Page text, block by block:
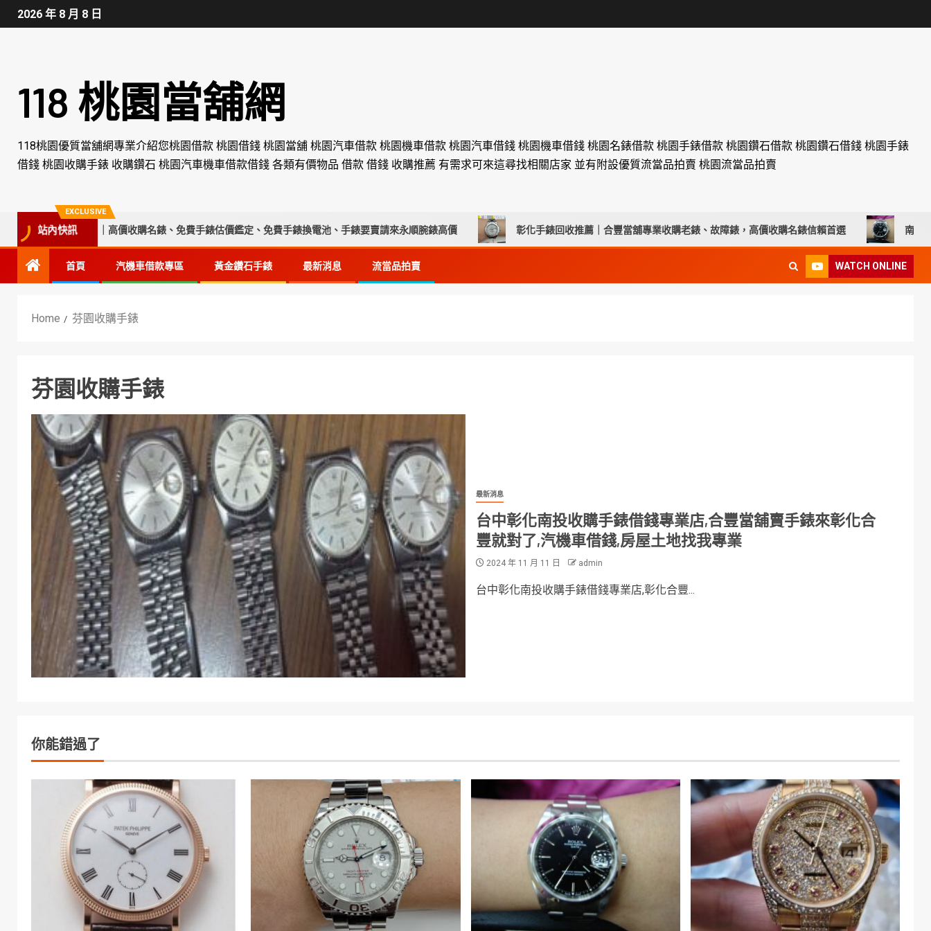
2026 年 8 月 8 日
118 桃園當舖網
118桃園優質當舖網專業介紹您桃園借款 桃園借錢 桃園當舖 桃園汽車借款 桃園機車借款 桃園汽車借錢 桃園機車借錢 桃園名錶借款 桃園手錶借款 桃園鑽石借款 桃園鑽石借錢 桃園手錶
借錢 桃園收購手錶 收購鑽石 桃園汽車機車借款借錢 各類有價物品 借款 借錢 收購推薦 有需求可來這尋找相關店家 並有附設優質流當品拍賣 桃園流當品拍賣
EXCLUSIVE
站內快訊
中收購手錶專家｜高價收購名錶、免費手錶估價鑑定、免費手錶換電池、手錶要賣請來永順腕錶高價 彰化手錶回收推薦｜合豐當舖專業收購老錶、故障錶，高價收購名錶信賴首選 南投流當
首頁 汽機車借款專區 黃金鑽石手錶 最新消息 流當品拍賣 WATCH ONLINE
Home 芬園收購手錶
芬園收購手錶
最新消息
台中彰化南投收購手錶借錢專業店,合豐當舖賣手錶來彰化合
豐就對了,汽機車借錢,房屋土地找我專業
2024 年 11 月 11 日 admin
台中彰化南投收購手錶借錢專業店,彰化合豐...
你能錯過了